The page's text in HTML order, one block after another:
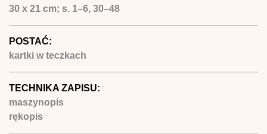
30 x 21 cm; s. 1–6, 30–48
POSTAĆ:
kartki w teczkach
TECHNIKA ZAPISU:
maszynopis
rękopis